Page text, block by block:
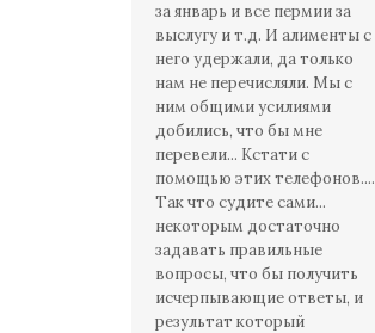
за январь и все пермии за
выслугу и т.д. И алименты с
него удержали, да только
нам не перечисляли. Мы с
ним общими усилиями
добились, что бы мне
перевели... Кстати с
помощью этих телефонов....
Так что судите сами...
некоторым достаточно
задавать правильные
вопросы, что бы получить
исчерпывающие ответы, и
результат который